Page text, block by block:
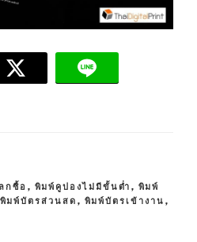
กซื้อ , พิมพ์คูปองไม่มีขั้นต่ำ , พิมพ์
พิมพ์บัตรส่วนสด , พิมพ์บัตรเข้างาน ,